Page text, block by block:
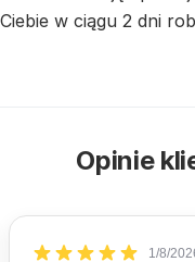
Ciebie w ciągu 2 dni
Opinie